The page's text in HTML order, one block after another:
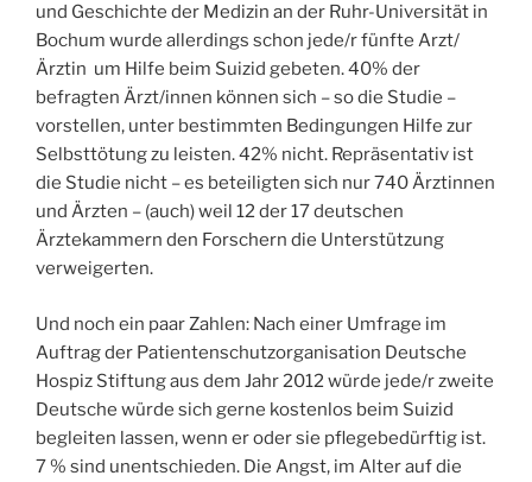
und Geschichte der Medizin an der Ruhr-Universität in
Bochum wurde allerdings schon jede/r fünfte Arzt/
Ärztin um Hilfe beim Suizid gebeten. 40% der
befragten Ärzt/innen können sich – so die Studie –
vorstellen, unter bestimmten Bedingungen Hilfe zur
Selbsttötung zu leisten. 42% nicht. Repräsentativ ist
die Studie nicht – es beteiligten sich nur 740 Ärztinnen
und Ärzten – (auch) weil 12 der 17 deutschen
Ärztekammern den Forschern die Unterstützung
verweigerten.
Und noch ein paar Zahlen: Nach einer Umfrage im
Auftrag der Patientenschutzorganisation Deutsche
Hospiz Stiftung aus dem Jahr 2012 würde jede/r zweite
Deutsche würde sich gerne kostenlos beim Suizid
begleiten lassen, wenn er oder sie pflegebedürftig ist.
7 % sind unentschieden. Die Angst, im Alter auf die